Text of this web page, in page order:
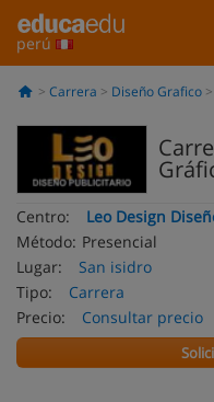
perú
Carrera Diseño Grafico
Centro:
Leo Design
Método: Presencial
Lugar:
San isidro
Tipo:
Carrera
Precio:
Consultar precio